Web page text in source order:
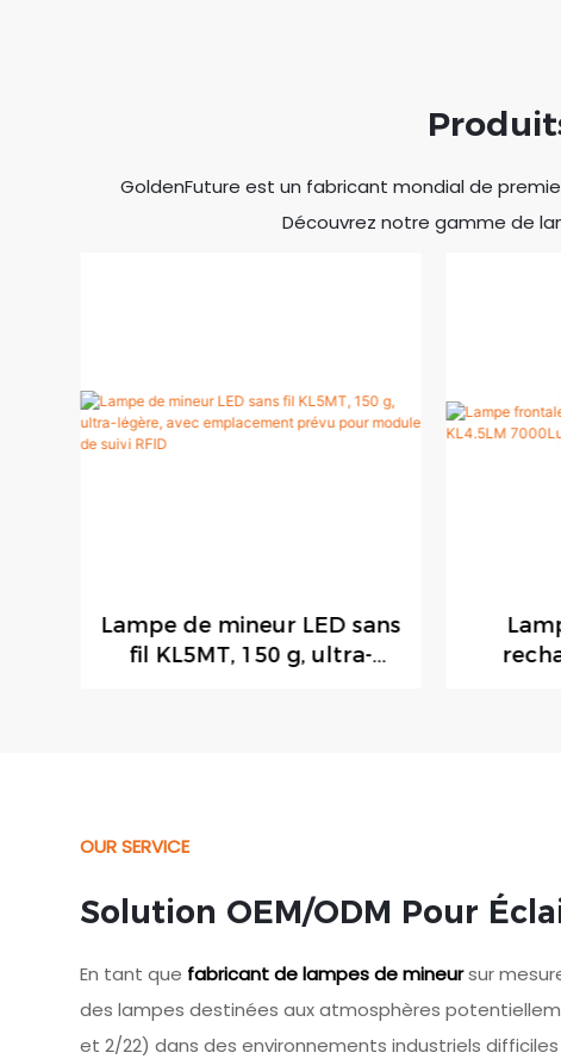
GoldenFuture est un fabricant mondial de
Découvrez notre gamme de
Lampe de mineur LED sans
fil KL5MT, 150 g, ultra-
OUR SERVICE
Solution OEM/ODM Pour
En tant que fabricant de lampes de mineursur
des lampes destinées aux atmosphères
et 2/22) dans des environnements industriels